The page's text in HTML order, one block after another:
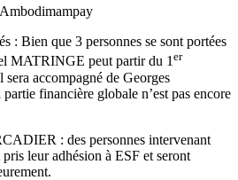
: Bien que 3 personnes se sont portées
MATRINGE peut partir du 1er
accompagné de Georges
financière globale n’est pas encore
: des personnes intervenant
leur adhésion à ESF et seront